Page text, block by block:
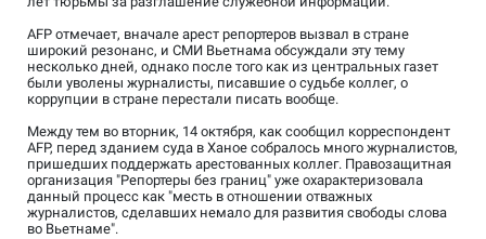
AFP отмечает, вначале арест репортеров вызвал в стране
широкий резонанс, и СМИ Вьетнама обсуждали эту тему
несколько дней, однако после того как из центральных газет
были уволены журналисты, писавшие о судьбе коллег, о
коррупции в стране перестали писать вообще.
Между тем во вторник, 14 октября, как сообщил корреспондент
AFP, перед зданием суда в Ханое собралось много журналистов,
пришедших поддержать арестованных коллег. Правозащитная
организация "Репортеры без границ" уже охарактеризовала
данный процесс как "месть в отношении отважных
журналистов, сделавших немало для развития свободы слова
во Вьетнаме".